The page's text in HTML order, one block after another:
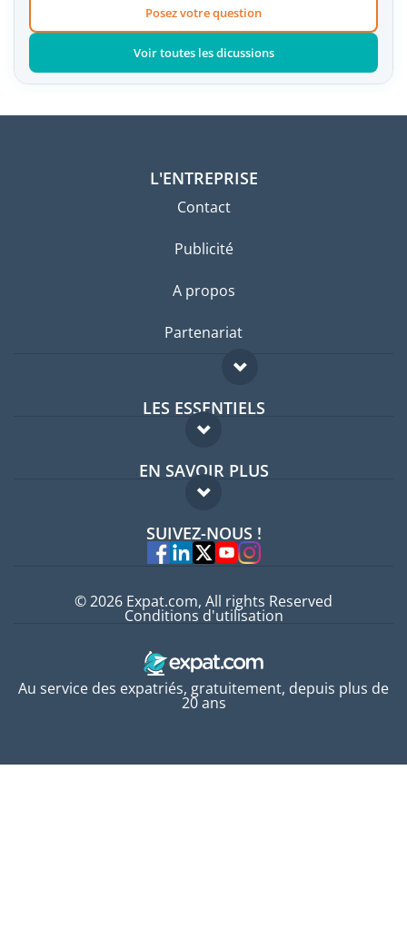
Posez votre question
Voir toutes les dicussions
L'ENTREPRISE
Contact
Publicité
A propos
Partenariat
LES ESSENTIELS
Forum expatriés
Guides pays
EN SAVOIR PLUS
FAQ
Experts
SUIVEZ-NOUS !
Au service des expatriés, gratuitement, depuis plus de
20 ans
© 2026 Expat.com, All rights Reserved
Conditions d'utilisation